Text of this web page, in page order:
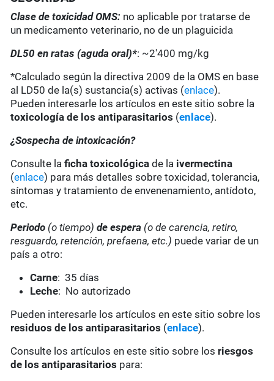
Clase de toxicidad OMS: no aplicable por tratarse de
un medicamento veterinario, no de un plaguicida
DL50 en ratas (aguda oral)*: ~2'400 mg/kg
*Calculado según la directiva 2009 de la OMS en base
al LD50 de la(s) sustancia(s) activas (enlace).
Pueden interesarle los artículos en este sitio sobre la
toxicología de los antiparasitarios (enlace).
¿Sospecha de intoxicación?
Consulte laficha toxicológica de la ivermectina
(enlace) para más detalles sobre toxicidad, tolerancia,
síntomas y tratamiento de envenenamiento, antídoto,
etc.
Periodo (o tiempo) de espera (o de carencia, retiro,
resguardo, retención, prefaena, etc.) puede variar de un
país a otro:
Carne: 35 días
Leche: No autorizado
Pueden interesarle los artículos en este sitio sobre los
residuos de los antiparasitarios (enlace).
Consulte los artículos en este sitio sobre los riesgos
de los antiparasitarios para: